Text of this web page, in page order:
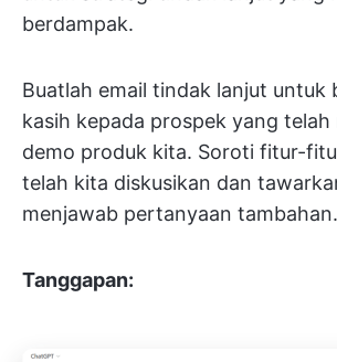
berdampak.
Buatlah email tindak lanjut untuk
kasih kepada prospek yang telah
demo produk kita. Soroti fitur-
telah kita diskusikan dan
menjawab pertanyaan
Tanggapan: